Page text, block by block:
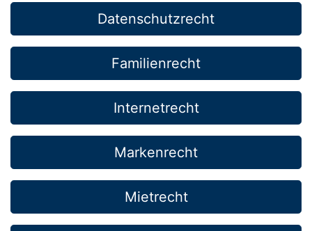
Datenschutzrecht
Familienrecht
Internetrecht
Markenrecht
Mietrecht